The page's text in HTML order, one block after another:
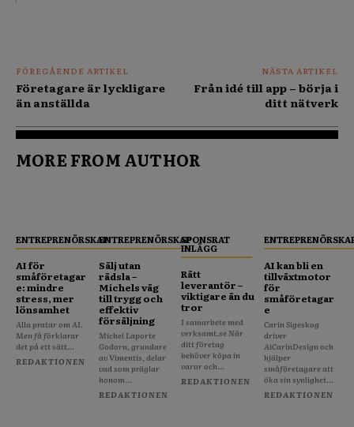
FÖREGÅENDE ARTIKEL
Företagare är lyckligare
än anställda
NÄSTA ARTIKEL
Från idé till app – börja i
ditt nätverk
MORE FROM AUTHOR
ENTREPRENÖRSKAP
AI för
småföretagar
e: mindre
stress, mer
lönsamhet
Alla pratar om AI.
Men få förklarar
det på ett sätt...
REDAKTIONEN
ENTREPRENÖRSKAP
Sälj utan
rädsla –
Michels väg
till trygg och
effektiv
försäljning
Michel Laporte
Godorn, grundare
av Vimentis, delar
vad som präglar
honom...
REDAKTIONEN
SPONSRAT
INLÄGG
Rätt
leverantör –
viktigare än du
tror
I samarbete med
verksamt.se När
ditt företag
behöver köpa in
varor och...
REDAKTIONEN
AI kan bli en
tillväxtmotor
för
småföretagar
e
Carin Sigeskog
driver
AiCarinDesign och
hjälper
småföretagare att
öka sin synlighet...
REDAKTIONEN